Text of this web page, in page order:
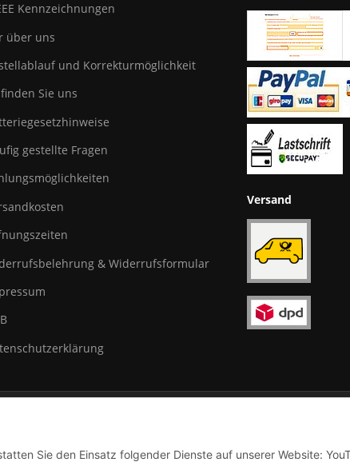
Sie den Einsatz folgender Dienste auf unserer Website:
Kennzeichnungen
über uns
und Korrekturmöglichkeit
finden Sie uns
gestellte Fragen
& Widerrufsformular
Versand